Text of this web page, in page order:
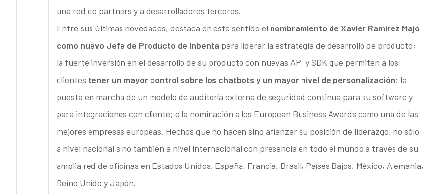
una red de partners y a desarrolladores terceros.
Entre sus últimas novedades, destaca en este sentido el nombramiento de Xavier Ramírez Majó
como nuevo Jefe de Producto de Inbenta para liderar la estrategia de desarrollo de producto;
la fuerte inversión en el desarrollo de su producto con nuevas API y SDK que permiten a los
clientes tener un mayor control sobre los chatbots y un mayor nivel de personalización; la
puesta en marcha de un modelo de auditoría externa de seguridad continua para su software y
para integraciones con cliente; o la nominación a los European Business Awards como una de las
mejores empresas europeas. Hechos que no hacen sino afianzar su posición de liderazgo, no sólo
a nivel nacional sino también a nivel internacional con presencia en todo el mundo a través de su
amplia red de oficinas en Estados Unidos, España, Francia, Brasil, Países Bajos, México, Alemania,
Reino Unido y Japón.